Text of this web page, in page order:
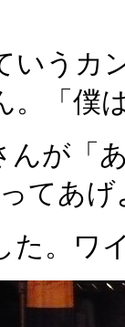
いうカ
。「僕
んが「
てあ
た。ワ